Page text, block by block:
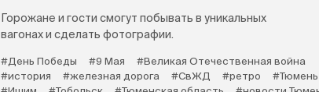
Горожане и гости смогут побывать в уникальных
вагонах и сделать фотографии.
#День Победы #9 Мая
#Великая Отечественная война
#история
#железная дорога #СвЖД #ретро
#Тюмень